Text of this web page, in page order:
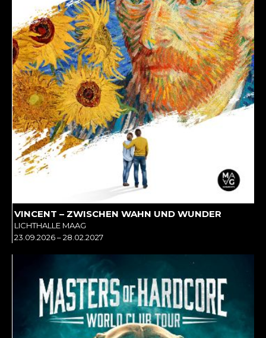
VINCENT – ZWISCHEN WAHN UND WUNDER
LICHTHALLE MAAG
23.09.2026 – 28.02.2027